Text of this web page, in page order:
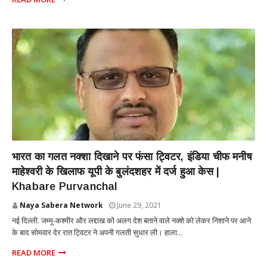
भारत का गलत नक्शा दिखाने पर फंसा ट्विटर, इंडिया चीफ मनीष
माहेश्वरी के खिलाफ यूपी के बुलंदशहर में दर्ज हुआ केस |
Khabare Purvanchal
Naya Sabera Network June 29, 2021
नई दिल्ली. जम्मू-कश्मीर और लद्दाख को अलग देश बताने वाले नक्शे को लेकर निशाने पर आने
के बाद सोमवार देर रात ट्विटर ने अपनी गलती सुधार ली। हाला...
READ MORE